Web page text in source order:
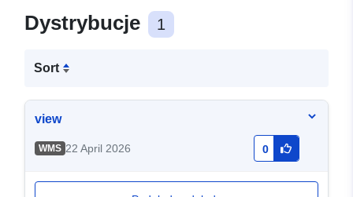
Dystrybucje 1
Sort
view
WMS 22 April 2026 0